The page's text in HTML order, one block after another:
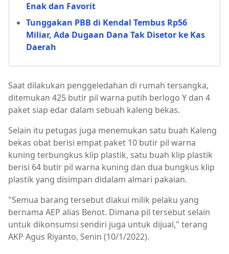
Enak dan Favorit
Tunggakan PBB di Kendal Tembus Rp56
Miliar, Ada Dugaan Dana Tak Disetor ke Kas
Daerah
Saat dilakukan penggeledahan di rumah tersangka,
ditemukan 425 butir pil warna putih berlogo Y dan 4
paket siap edar dalam sebuah kaleng bekas.
Selain itu petugas juga menemukan satu buah Kaleng
bekas obat berisi empat paket 10 butir pil warna
kuning terbungkus klip plastik, satu buah klip plastik
berisi 64 butir pil warna kuning dan dua bungkus klip
plastik yang disimpan didalam almari pakaian.
"Semua barang tersebut diakui milik pelaku yang
bernama AEP alias Benot. Dimana pil tersebut selain
untuk dikonsumsi sendiri juga untuk dijual," terang
AKP Agus Riyanto, Senin (10/1/2022).